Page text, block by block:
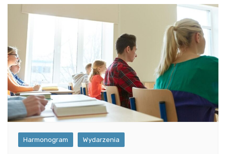
Harmonogram Wydarzenia